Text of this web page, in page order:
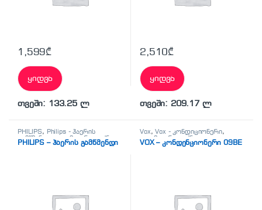
1,599₾
ყიდვა
თვეში: 133.25 ლ
2,510₾
ყიდვა
თვეში: 209.17 ლ
PHILIPS, Philips - ჰაერის
გამწმენდი
,კლიმატური ტექნიკა
ჰაერის გამწმენდი
PHILIPS – ჰაერის გამწმენდი
Vox,Vox - კონდიციონერი,
კლიმატური ტექნიკა ,
კონდენციონერი
VOX – კონდენციონერი 09BE